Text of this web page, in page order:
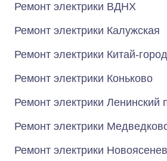
Ремонт электрики ВДНХ
Ремонт электрики Калужская
Ремонт электрики Китай-город
Ремонт электрики Коньково
Ремонт электрики Ленинский
Ремонт электрики
Ремонт электрики